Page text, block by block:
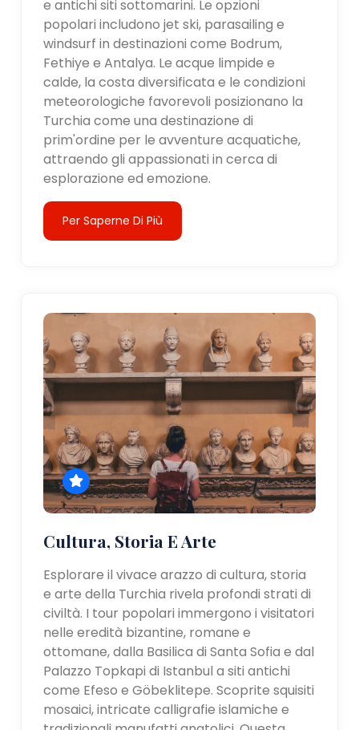
e antichi siti sottomarini. Le opzioni
popolari includono jet ski, parasailing e
windsurf in destinazioni come Bodrum,
Fethiye e Antalya. Le acque limpide e
calde, la costa diversificata e le condizioni
meteorologiche favorevoli posizionano la
Turchia come una destinazione di
prim'ordine per le avventure acquatiche,
attraendo gli appassionati in cerca di
esplorazione ed emozione.
Per Saperne Di Più
Cultura, Storia E Arte
Esplorare il vivace arazzo di cultura, storia
e arte della Turchia rivela profondi strati di
civiltà. I tour popolari immergono i visitatori
nelle eredità bizantine, romane e
ottomane, dalla Basilica di Santa Sofia e dal
Palazzo Topkapi di Istanbul a siti antichi
come Efeso e Göbeklitepe. Scoprite squisiti
mosaici, intricate calligrafie islamiche e